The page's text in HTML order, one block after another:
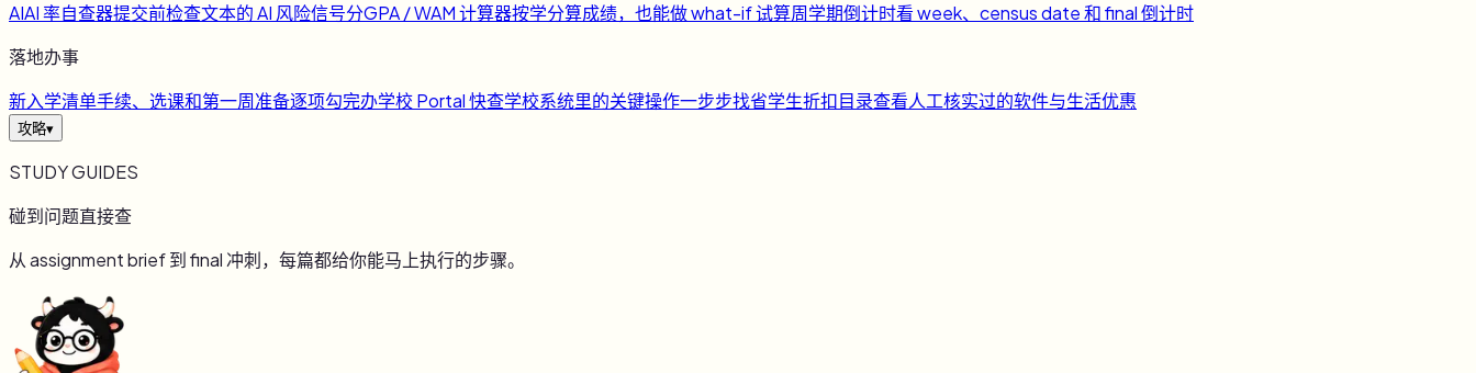
AIAI 率自查器提交前检查文本的 AI 风险信号分GPA / WAM 计算器按学分算成绩，也能做 what-if 试算周学期倒计时看 week、census date 和 final 倒计时
落地办事
新入学清单手续、选课和第一周准备逐项勾完办学校 Portal 快查学校系统里的关键操作一步步找省学生折扣目录查看人工核实过的软件与生活优惠
攻略▾
STUDY GUIDES
碰到问题直接查
从 assignment brief 到 final 冲刺，每篇都给你能马上执行的步骤。